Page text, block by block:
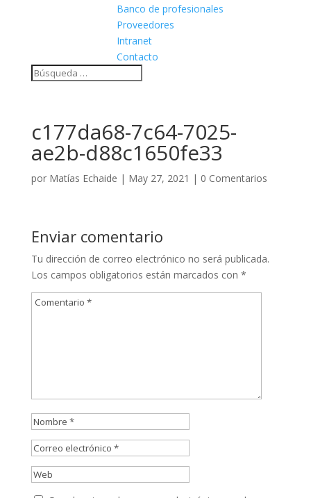
Banco de profesionales
Proveedores
Intranet
Contacto
c177da68-7c64-7025-
ae2b-d88c1650fe33
por Matías Echaide | May 27, 2021 | 0 Comentarios
Enviar comentario
Tu dirección de correo electrónico no será publicada.
Los campos obligatorios están marcados con *